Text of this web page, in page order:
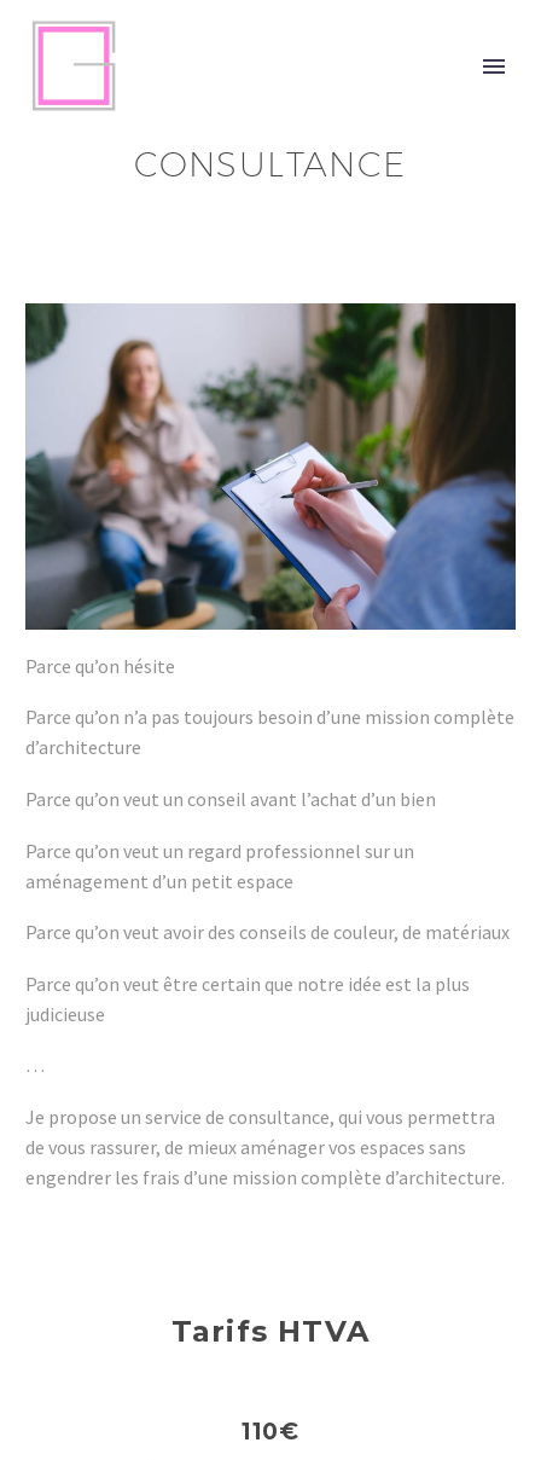
CONSULTANCE
Parce qu’on hésite
Parce qu’on n’a pas toujours besoin d’une mission complète
d’architecture
Parce qu’on veut un conseil avant l’achat d’un bien
Parce qu’on veut un regard professionnel sur un
aménagement d’un petit espace
Parce qu’on veut avoir des conseils de couleur, de matériaux
Parce qu’on veut être certain que notre idée est la plus
judicieuse
…
Je propose un service de consultance, qui vous permettra
de vous rassurer, de mieux aménager vos espaces sans
engendrer les frais d’une mission complète d’architecture.
Tarifs HTVA
110€